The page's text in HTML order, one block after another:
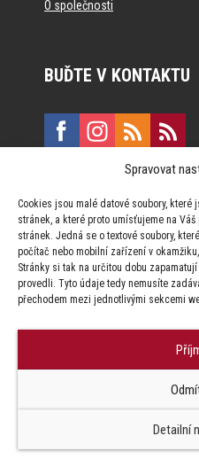
Spravovat
Cookies jsou malé datové soubory, které
stránek, a které proto umísťujeme na
stránek. Jedná se o textové soubory,
počítač nebo mobilní zařízení v
Stránky si tak na určitou dobu
provedli. Tyto údaje tedy nemusíte
přechodem mezi jednotlivými sekcemi
Detailní
O společnosti
BUĎTE V KONTAKTU
Vinohradská 190, 130 00
Za publikovaný obsah
Factory s.r.o. zapovězeno.